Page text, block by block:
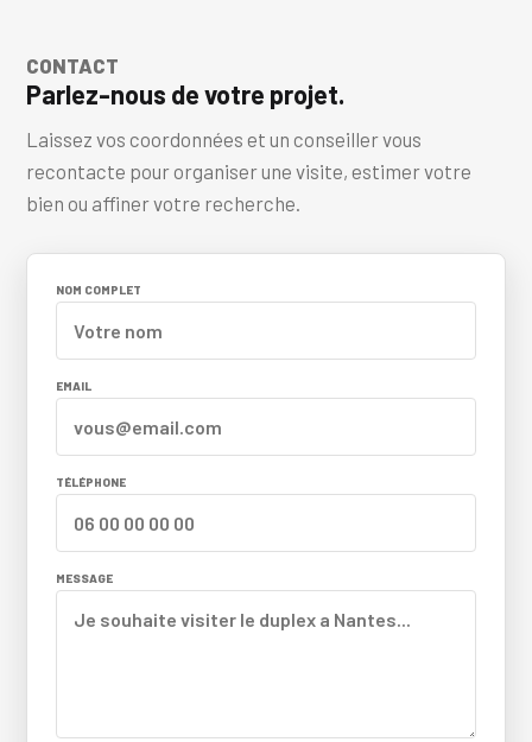
CONTACT
Parlez-nous de votre projet.
Laissez vos coordonnées et un conseiller vous
recontacte pour organiser une visite, estimer votre
bien ou affiner votre recherche.
NOM COMPLET
EMAIL
TÉLÉPHONE
MESSAGE